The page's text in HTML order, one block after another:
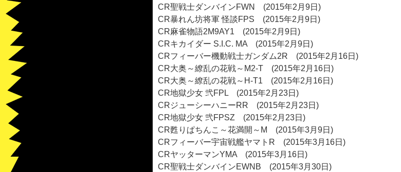
CR聖戦士ダンバインFWN (2015年2月9日)
CR暴れん坊将軍 怪談FPS (2015年2月9日)
CR麻雀物語2M9AY1 (2015年2月9日)
CRキカイダー S.I.C. MA (2015年2月9日)
CRフィーバー機動戦士ガンダム2R (2015年2月16日)
CR大奥～繚乱の花戦～M2-T (2015年2月16日)
CR大奥～繚乱の花戦～H-T1 (2015年2月16日)
CR地獄少女 弐FPL (2015年2月23日)
CRジューシーハニーRR (2015年2月23日)
CR地獄少女 弐FPSZ (2015年2月23日)
CR甦りぱちんこ～花満開～M (2015年3月9日)
CRフィーバー宇宙戦艦ヤマトR (2015年3月16日)
CRヤッターマンYMA (2015年3月16日)
CR聖戦士ダンバインEWNB (2015年3月30日)